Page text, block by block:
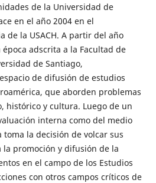
de la Universidad de
en el año 2004 en el
de la USACH. A partir del año
adscrita a la Facultad de
de Santiago,
de difusión de estudios
que aborden problemas
histórico y cultura. Luego de un
interna como del medio
la decisión de volcar sus
la promoción y difusión de la
en el campo de los Estudios
con otros campos críticos de